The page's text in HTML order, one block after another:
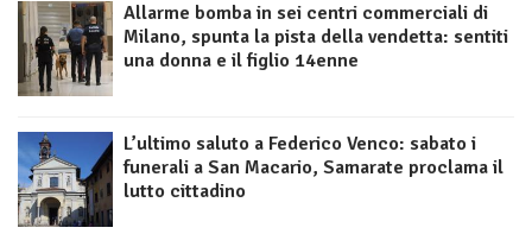
Allarme bomba in sei centri commerciali di
Milano, spunta la pista della vendetta: sentiti
una donna e il figlio 14enne
L’ultimo saluto a Federico Venco: sabato i
funerali a San Macario, Samarate proclama il
lutto cittadino